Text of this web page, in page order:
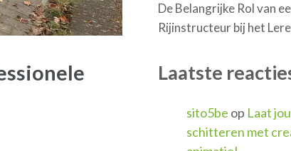
De Belangrijke Rol van
Rijinstructeur bij het
Laatste
sito5be op Laat
schitteren met